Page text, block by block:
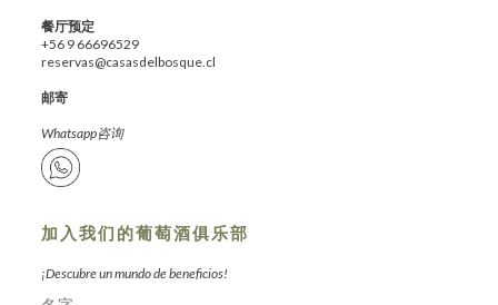
餐厅预定
+56 9 66696529
reservas@casasdelbosque.cl
邮寄
Whatsapp咨询
加入我们的葡萄酒俱乐部
¡Descubre un mundo de beneficios!